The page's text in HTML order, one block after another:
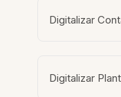
Digitalizar
Digitalizar